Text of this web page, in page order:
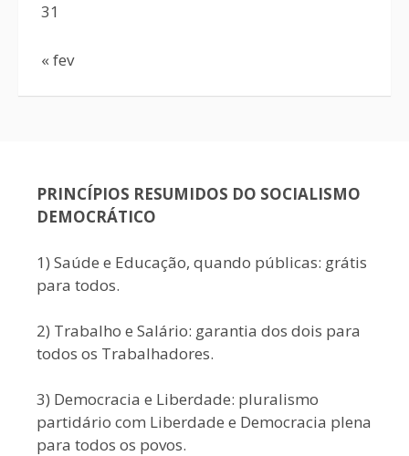
31
« fev
PRINCÍPIOS RESUMIDOS DO SOCIALISMO
DEMOCRÁTICO
1) Saúde e Educação, quando públicas: grátis
para todos.
2) Trabalho e Salário: garantia dos dois para
todos os Trabalhadores.
3) Democracia e Liberdade: pluralismo
partidário com Liberdade e Democracia plena
para todos os povos.